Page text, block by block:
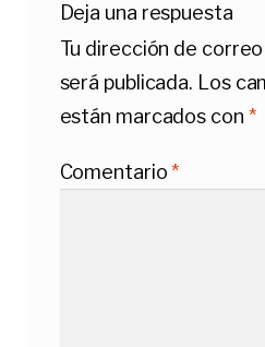
Deja una respuesta
Tu dirección de
será publicada. Los
están marcados con *
Comentario*